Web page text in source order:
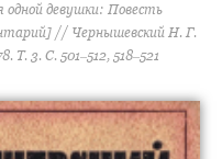
девушки: Повесть
// Чернышевский Н. Г.
Т. 3. С. 501‒512, 518‒521